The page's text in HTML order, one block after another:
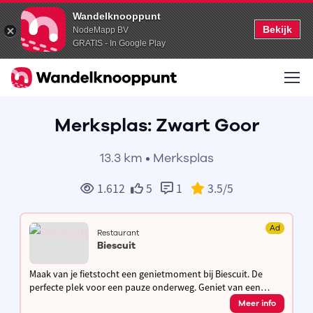
Wandelknooppunt
NodeMapp BV
GRATIS - In Google Play
Bekijk
Merksplas: Zwart Goor
13.3 km • Merksplas
1.612 5 1 3.5/5
Restaurant Ad
Biescuit
Maak van je fietstocht een genietmoment bij Biescuit. De
perfecte plek voor een pauze onderweg. Geniet van een
kleine lunch, een gebakje of een ijsje. Hydrateren kan je hier
Meer info